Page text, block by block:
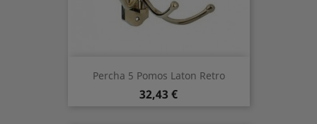
Percha 5 Pomos Laton Retro
Preis
32,43 €